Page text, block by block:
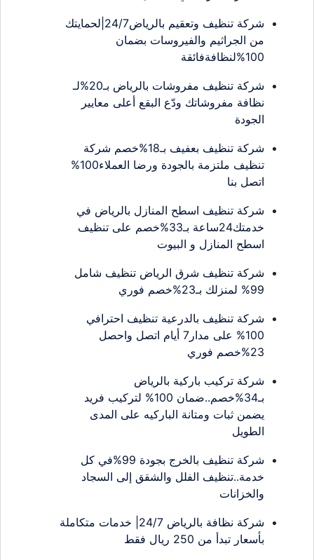
شركة تنظيف وتعقيم بالرياض24/7|لحمايتك
من الجراثيم والفيروسات بضمان
100%لنظافةفائقة
شركة تنظيف مفروشات بالرياض بـ20%لـ
نظافة مفروشاتك ودّع البقع أعلى معايير
الجودة
شركة تنظيف بعفيف بـ18%خصم شركة
تنظيف ملتزمة بالجودة ورضا العملاء100%
اتصل بنا
شركة تنظيف اسطح المنازل بالرياض في
خدمتك24ساعة بـ33%خصم على تنظيف
اسطح المنازل و البيوت
شركة تنظيف شرق الرياض تنظيف شامل
99% لمنزلك بـ23%خصم فوري
شركة تنظيف بالدرعية تنظيف احترافي
100% على مدار7 أيام اتصل واحصل
23%خصم فوري
شركة تركيب باركية بالرياض
بـ34%خصم..ضمان 100% لتركيب فريد
يضمن ثبات ومتانة الباركيه على المدى
الطويل
شركة تنظيف بالخرج بجودة 99%في كل
خدمة..تنظيف الفلل والشقق إلى السجاد
والخزانات
شركة نظافة بالرياض 24/7| خدمات متكاملة
بأسعار تبدأ من 250 ريال فقط